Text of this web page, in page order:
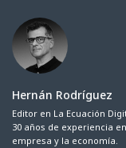
Hernán Rodríguez
Editor en La Ecuación
30 años de experiencia
empresa y la economía.